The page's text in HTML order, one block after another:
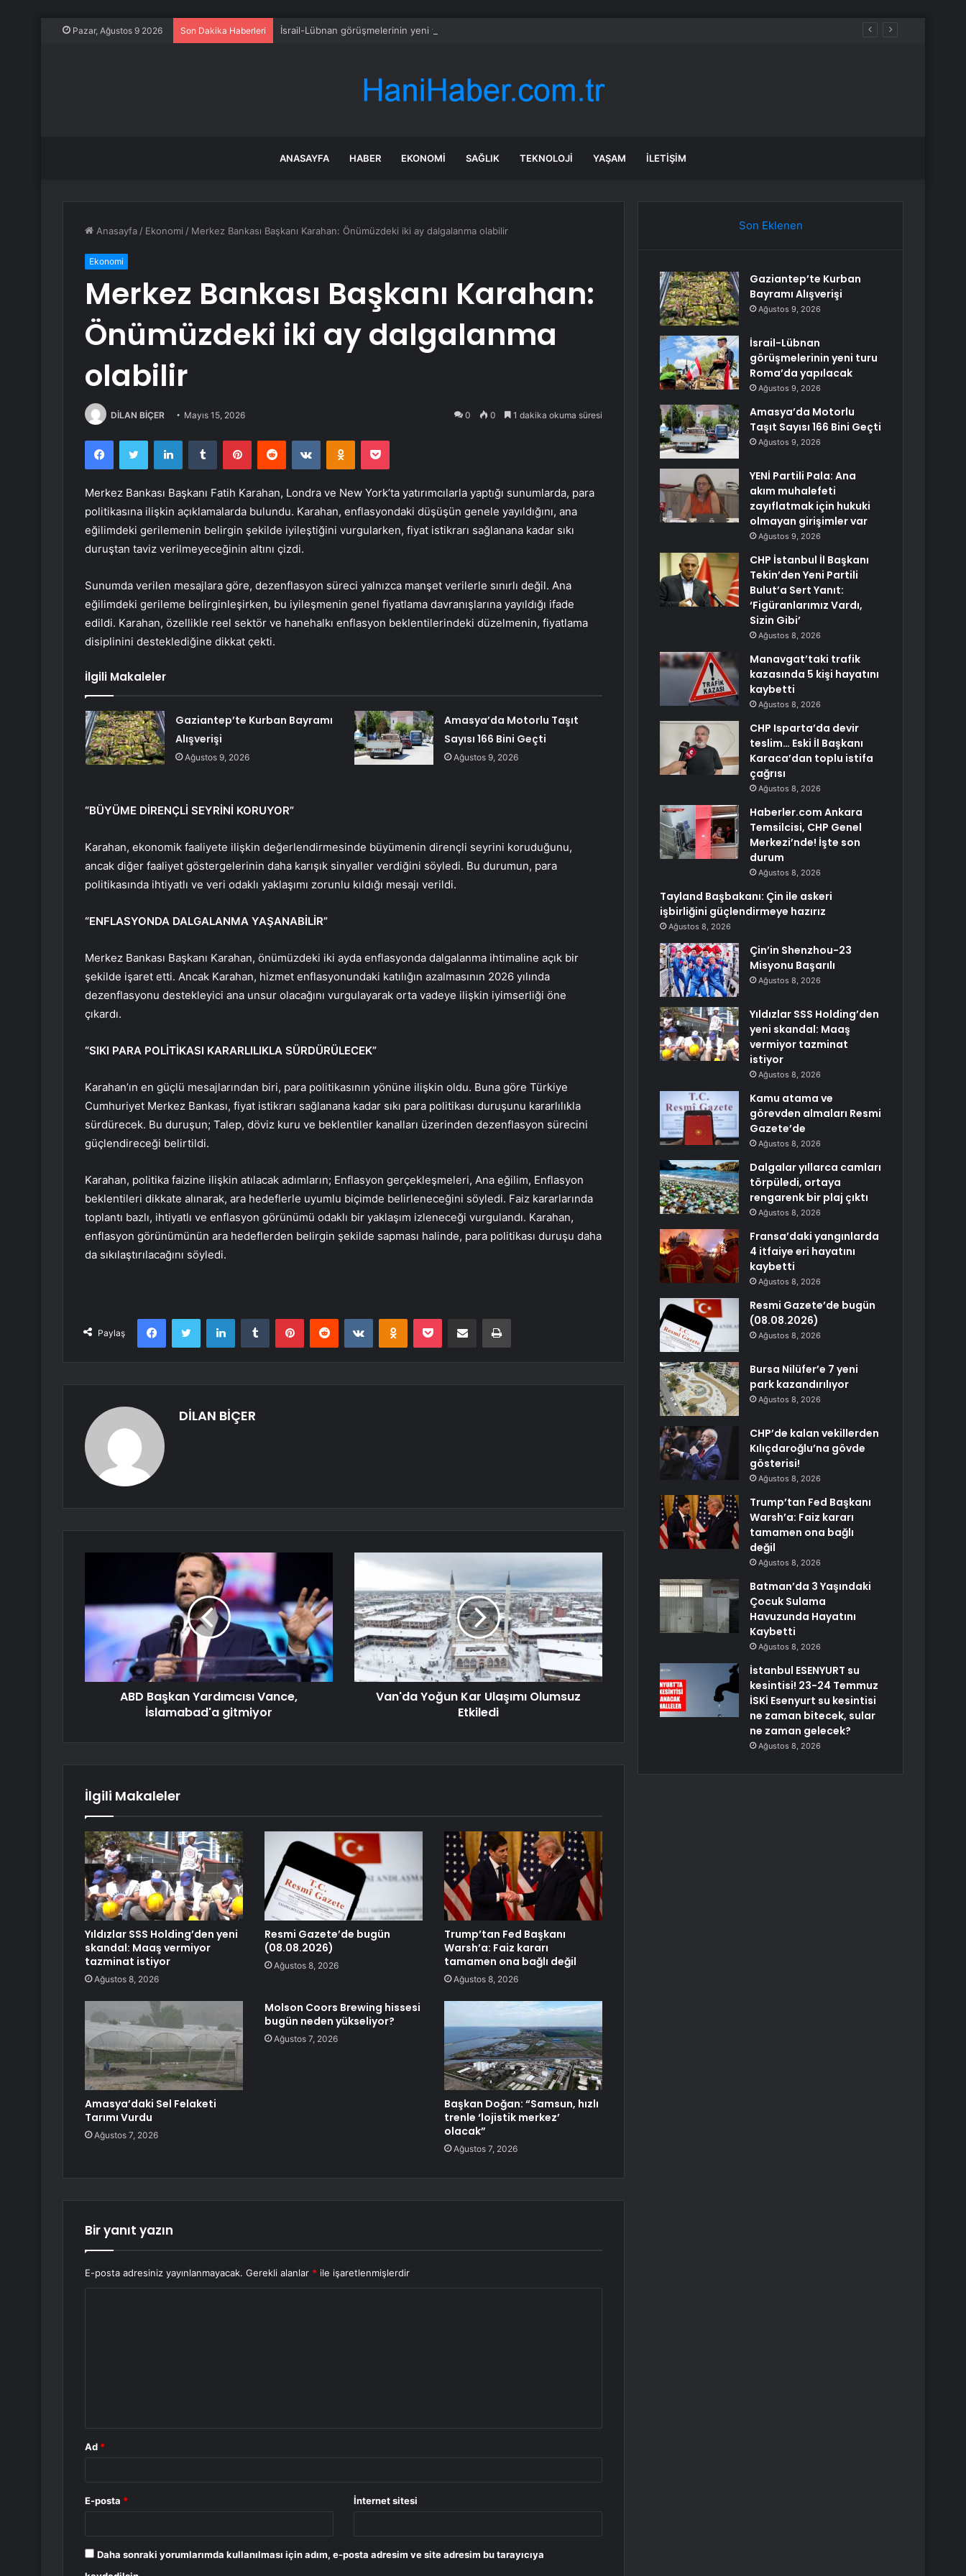
Pazar, Ağustos 9 2026 Son Dakika Haberleri İsrail-Lübnan görüşmelerinin yeni turu Roma’da yapılacak
ANASAYFA HABER EKONOMI SAĞLIK TEKNOLOJI YAŞAM İLETIŞIM
Anasayfa / Ekonomi / Merkez Bankası Başkanı Karahan: Önümüzdeki iki ay dalgalanma olabilir
Ekonomi
Merkez Bankası Başkanı Karahan:
Önümüzdeki iki ay dalgalanma
olabilir
DİLAN BİÇER Mayıs 15, 2026 0 0 1 dakika okuma süresi
FacebookTwitter LinkedInTumblr PinterestReddit VKontakteOdnoklassniki
Pocket
Merkez Bankası Başkanı Fatih Karahan, Londra ve New York’ta yatırımcılarla yaptığı sunumlarda, para
politikasına ilişkin açıklamalarda bulundu. Karahan, enflasyondaki düşüşün genele yayıldığını, ana
eğilimdeki gerilemenin belirgin şekilde iyileştiğini vurgularken, fiyat istikrarı sağlanana kadar sıkı
duruştan taviz verilmeyeceğinin altını çizdi.
Sunumda verilen mesajlara göre, dezenflasyon süreci yalnızca manşet verilerle sınırlı değil. Ana
eğilimdeki gerileme belirginleşirken, bu iyileşmenin genel fiyatlama davranışlarına yayıldığı ifade
edildi. Karahan, özellikle reel sektör ve hanehalkı enflasyon beklentilerindeki düzelmenin, fiyatlama
disiplinini desteklediğine dikkat çekti.
İlgili Makaleler
Gaziantep’te Kurban Bayramı
Alışverişi
Ağustos 9, 2026
Amasya’da Motorlu Taşıt
Sayısı 166 Bini Geçti
Ağustos 9, 2026
“BÜYÜME DİRENÇLİ SEYRİNİ KORUYOR”
Karahan, ekonomik faaliyete ilişkin değerlendirmesinde büyümenin dirençli seyrini koruduğunu,
ancak diğer faaliyet göstergelerinin daha karışık sinyaller verdiğini söyledi. Bu durumun, para
politikasında ihtiyatlı ve veri odaklı yaklaşımı zorunlu kıldığı mesajı verildi.
“ENFLASYONDA DALGALANMA YAŞANABİLİR”
Merkez Bankası Başkanı Karahan, önümüzdeki iki ayda enflasyonda dalgalanma ihtimaline açık bir
şekilde işaret etti. Ancak Karahan, hizmet enflasyonundaki katılığın azalmasının 2026 yılında
dezenflasyonu destekleyici ana unsur olacağını vurgulayarak orta vadeye ilişkin iyimserliği öne
çıkardı.
“SIKI PARA POLİTİKASI KARARLILIKLA SÜRDÜRÜLECEK”
Karahan’ın en güçlü mesajlarından biri, para politikasının yönüne ilişkin oldu. Buna göre Türkiye
Cumhuriyet Merkez Bankası, fiyat istikrarı sağlanana kadar sıkı para politikası duruşunu kararlılıkla
sürdürecek. Bu duruşun; Talep, döviz kuru ve beklentiler kanalları üzerinden dezenflasyon sürecini
güçlendireceği belirtildi.
Karahan, politika faizine ilişkin atılacak adımların; Enflasyon gerçekleşmeleri, Ana eğilim, Enflasyon
beklentileri dikkate alınarak, ara hedeflerle uyumlu biçimde belirleneceğini söyledi. Faiz kararlarında
toplantı bazlı, ihtiyatlı ve enflasyon görünümü odaklı bir yaklaşım izleneceği vurgulandı. Karahan,
enflasyon görünümünün ara hedeflerden belirgin şekilde sapması halinde, para politikası duruşu daha
da sıkılaştırılacağını söyledi.
Paylaş
FacebookTwitter LinkedInTumblr PinterestReddit VKontakteOdnoklassniki
Pocket E-Posta ile paylaş Yazdır
DİLAN BİÇER
ABD Başkan Yardımcısı Vance,
İslamabad'a gitmiyor
Van'da Yoğun Kar Ulaşımı Olumsuz
Etkiledi
İlgili Makaleler
Yıldızlar SSS Holding’den yeni
skandal: Maaş vermiyor
tazminat istiyor
Ağustos 8, 2026
Resmi Gazete’de bugün
(08.08.2026)
Ağustos 8, 2026
Trump’tan Fed Başkanı
Warsh’a: Faiz kararı
tamamen ona bağlı değil
Ağustos 8, 2026
Amasya’daki Sel Felaketi
Tarımı Vurdu
Ağustos 7, 2026
Molson Coors Brewing hissesi
bugün neden yükseliyor?
Ağustos 7, 2026
Başkan Doğan: “Samsun, hızlı
trenle ‘lojistik merkez’
olacak”
Ağustos 7, 2026
Bir yanıt yazın
E-posta adresiniz yayınlanmayacak. Gerekli alanlar * ile işaretlenmişlerdir
Ad *
E-posta * İnternet sitesi
Daha sonraki yorumlarımda kullanılması için adım, e-posta adresim ve site adresim bu tarayıcıya
Son Eklenen
Gaziantep’te Kurban
Bayramı Alışverişi
Ağustos 9, 2026
İsrail-Lübnan
görüşmelerinin yeni turu
Roma’da yapılacak
Ağustos 9, 2026
Amasya’da Motorlu
Taşıt Sayısı 166 Bini Geçti
Ağustos 9, 2026
YENİ Partili Pala: Ana
akım muhalefeti
zayıflatmak için hukuki
olmayan girişimler var
Ağustos 9, 2026
CHP İstanbul İl Başkanı
Tekin’den Yeni Partili
Bulut’a Sert Yanıt:
‘Figüranlarımız Vardı,
Sizin Gibi’
Ağustos 8, 2026
Manavgat’taki trafik
kazasında 5 kişi hayatını
kaybetti
Ağustos 8, 2026
CHP Isparta’da devir
teslim… Eski İl Başkanı
Karaca’dan toplu istifa
çağrısı
Ağustos 8, 2026
Haberler.com Ankara
Temsilcisi, CHP Genel
Merkezi’nde! İşte son
durum
Ağustos 8, 2026
Tayland Başbakanı: Çin ile askeri
işbirliğini güçlendirmeye hazırız
Ağustos 8, 2026
Çin’in Shenzhou-23
Misyonu Başarılı
Ağustos 8, 2026
Yıldızlar SSS Holding’den
yeni skandal: Maaş
vermiyor tazminat
istiyor
Ağustos 8, 2026
Kamu atama ve
görevden almaları Resmi
Gazete’de
Ağustos 8, 2026
Dalgalar yıllarca camları
törpüledi, ortaya
rengarenk bir plaj çıktı
Ağustos 8, 2026
Fransa’daki yangınlarda
4 itfaiye eri hayatını
kaybetti
Ağustos 8, 2026
Resmi Gazete’de bugün
(08.08.2026)
Ağustos 8, 2026
Bursa Nilüfer’e 7 yeni
park kazandırılıyor
Ağustos 8, 2026
CHP’de kalan vekillerden
Kılıçdaroğlu’na gövde
gösterisi!
Ağustos 8, 2026
Trump’tan Fed Başkanı
Warsh’a: Faiz kararı
tamamen ona bağlı
değil
Ağustos 8, 2026
Batman’da 3 Yaşındaki
Çocuk Sulama
Havuzunda Hayatını
Kaybetti
Ağustos 8, 2026
İstanbul ESENYURT su
kesintisi! 23-24 Temmuz
İSKİ Esenyurt su kesintisi
ne zaman bitecek, sular
ne zaman gelecek?
Ağustos 8, 2026